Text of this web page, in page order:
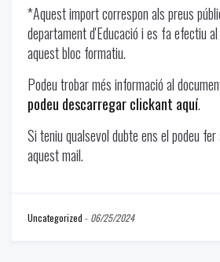
*Aquest import correspon als preus
departament d'Educació i es fa efectiu
aquest bloc formatiu.
Podeu trobar més informació al
podeu descarregar clickant aquí.
Si teniu qualsevol dubte ens el podeu
aquest mail.
Uncategorized - 06/25/2024